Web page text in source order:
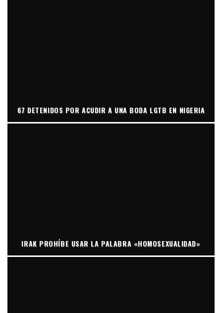
67 DETENIDOS POR ACUDIR A UNA BODA LGTB EN NIGERIA
IRAK PROHÍBE USAR LA PALABRA «HOMOSEXUALIDAD»